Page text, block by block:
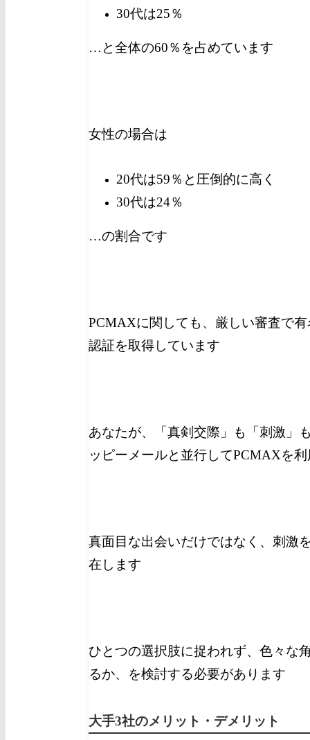
30代は25％
…と全体の60％を占めています
女性の場合は
20代は59％と圧倒的に高く
30代は24％
…の割合です
PCMAXに関しても、厳しい審査で
認証を取得しています
あなたが、「真剣交際」も「刺激」
ッピーメールと並行してPCMAXを
真面目な出会いだけではなく、刺激
在します
ひとつの選択肢に捉われず、色々な
るか、を検討する必要があります
大手3社のメリット・デメリット